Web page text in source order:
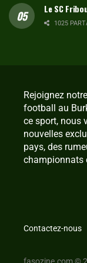
Le SC
1025
Rejoignez
football au
ce sport, nous
nouvelles
pays, des
championnats
Contactez-nous